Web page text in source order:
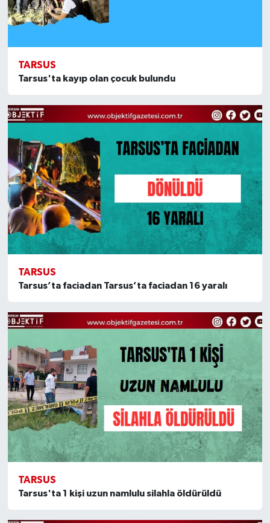
TARSUS
Tarsus'ta kayıp olan çocuk bulundu
TARSUS
Tarsus’ta faciadan Tarsus’ta faciadan 16 yaralı
TARSUS
Tarsus'ta 1 kişi uzun namlulu silahla öldürüldü